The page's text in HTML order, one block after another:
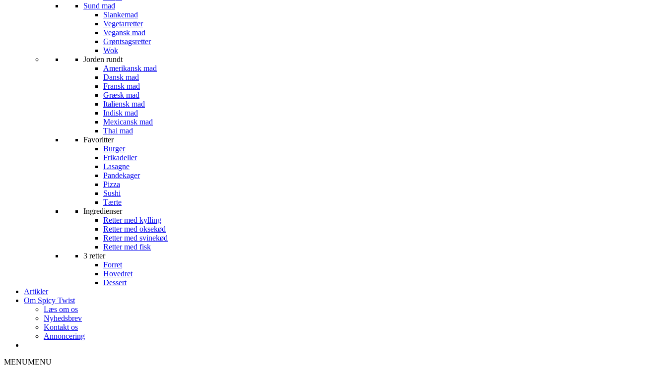
Sund mad
Slankemad
Vegetarretter
Vegansk mad
Grøntsagsretter
Wok
Jorden rundt
Amerikansk mad
Dansk mad
Fransk mad
Græsk mad
Italiensk mad
Indisk mad
Mexicansk mad
Thai mad
Favoritter
Burger
Frikadeller
Lasagne
Pandekager
Pizza
Sushi
Tærte
Ingredienser
Retter med kylling
Retter med oksekød
Retter med svinekød
Retter med fisk
3 retter
Forret
Hovedret
Dessert
Artikler
Om Spicy Twist
Læs om os
Nyhedsbrev
Kontakt os
Annoncering
MENUMENU